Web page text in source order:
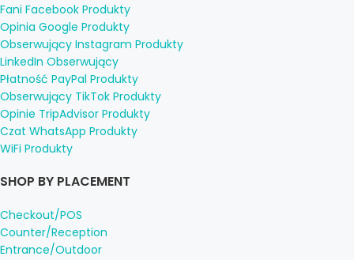
Fani Facebook Produkty
Opinia Google Produkty
Obserwujący Instagram Produkty
LinkedIn Obserwujący
Płatność PayPal Produkty
Obserwujący TikTok Produkty
Opinie TripAdvisor Produkty
Czat WhatsApp Produkty
WiFi Produkty
SHOP BY PLACEMENT
Checkout/POS
Counter/Reception
Entrance/Outdoor